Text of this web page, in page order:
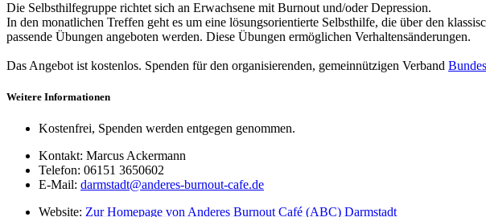
Die Selbsthilfegruppe richtet sich an Erwachsene mit Burnout und/oder Depression.
In den monatlichen Treffen geht es um eine lösungsorientierte Selbsthilfe, die über den
passende Übungen angeboten werden. Diese Übungen ermöglichen Verhaltensänderungen.
Das Angebot ist kostenlos. Spenden für den organisierenden, gemeinnützigen Verband
Weitere Informationen
Kostenfrei, Spenden werden entgegen genommen.
Kontakt: Marcus Ackermann
Telefon: 06151 3650602
E-Mail: darmstadt@anderes-burnout-cafe.de
Website: Zur Homepage von Anderes Burnout Café (ABC) Darmstadt